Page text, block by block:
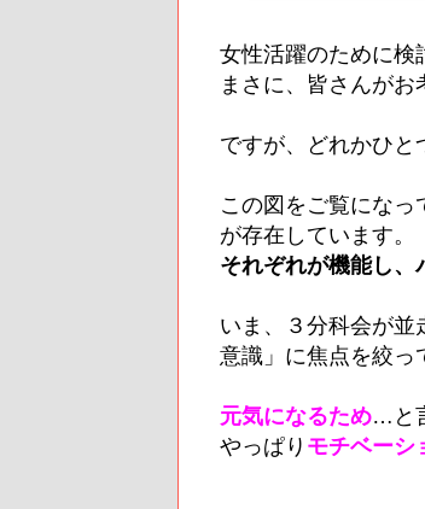
女性活躍のために検
まさに、皆さんが
ですが、どれかひと
この図をご覧にな
が存在しています。
それぞれが機能し、
いま、３分科会が並
意識」に焦点を絞っ
元気になるため…と
やっぱり モチベーシ